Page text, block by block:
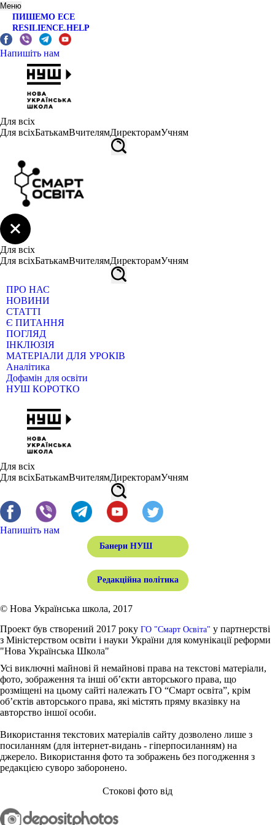
Меню
ПИШЕМО ЕСЕ
RESILIENCE.HELP
Напишіть нам
Для всіх
Для всіхБатькамВчителямДиректорамУчням
Для всіх
Для всіхБатькамВчителямДиректорамУчням
ПРО НАС
НОВИНИ
СТАТТІ
Є ПИТАННЯ
ПОГЛЯД
ІНКЛЮЗІЯ
МАТЕРІАЛИ ДЛЯ УРОКІВ
Аналітика
Дофамін для освіти
НУШ КОРОТКО
Для всіх
Для всіхБатькамВчителямДиректорамУчням
Напишіть нам
Банери НУШ
Редакційна політика
© Нова Українська школа, 2017
Проект був створений 2017 року ГО "Смарт Освіта" у партнерстві
з Міністерством освіти і науки України для комунікації реформи
"Нова Українська Школа"
Усі виключні майнові й немайнові права на текстові матеріали,
фото, зображення та інші об’єкти авторського права, що
розміщені на цьому сайті належать ГО “Смарт освіта”, крім
об’єктів авторського права, які містять пряму вказівку на
авторство іншої особи.
Використання текстових матеріалів сайту дозволено лише з
посиланням (для інтернет-видань - гіперпосиланням) на
джерело. Використання фото та зображень без погодження з
редакцією суворо заборонено.
Стокові фото від